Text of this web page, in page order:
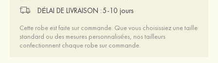
DÉLAI DE LIVRAISON :5-10 jours
Cette robe est faite sur commande. Que vous choisissiez une taille
standard ou des mesures personnalisées, nos tailleurs
confectionnent chaque robe sur commande.